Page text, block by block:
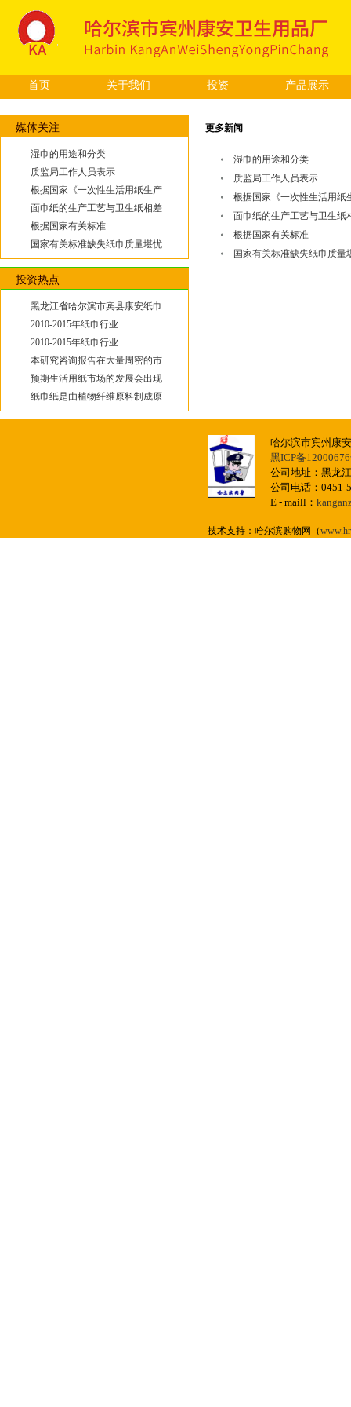
首页 关于我们 投资 产品展示
媒体关注
湿巾的用途和分类
质监局工作人员表示
根据国家《一次性生活用纸生产
面巾纸的生产工艺与卫生纸相差
根据国家有关标准
国家有关标准缺失纸巾质量堪忧
投资热点
黑龙江省哈尔滨市宾县康安纸巾
2010-2015年纸巾行业
2010-2015年纸巾行业
本研究咨询报告在大量周密的市
预期生活用纸市场的发展会出现
纸巾纸是由植物纤维原料制成原
更多新闻
湿巾的用途和分类
质监局工作人员表示
根据国家《一次性生活用纸
面巾纸的生产工艺与卫生纸
根据国家有关标准
国家有关标准缺失纸巾质量
哈尔滨市宾州康
黑ICP备
公司地址：黑龙
公司电话：
E - maill：
技术支持：哈尔滨购物网（